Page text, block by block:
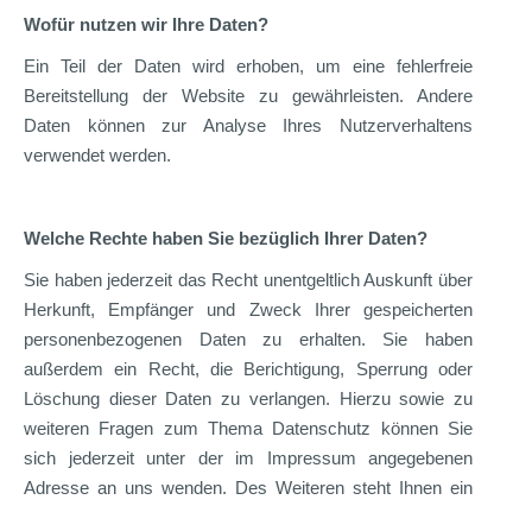
Wofür nutzen wir Ihre Daten?
Ein Teil der Daten wird erhoben, um eine fehlerfreie
Bereitstellung der Website zu gewährleisten. Andere
Daten können zur Analyse Ihres Nutzerverhaltens
verwendet werden.
Welche Rechte haben Sie bezüglich Ihrer Daten?
Sie haben jederzeit das Recht unentgeltlich Auskunft über
Herkunft, Empfänger und Zweck Ihrer gespeicherten
personenbezogenen Daten zu erhalten. Sie haben
außerdem ein Recht, die Berichtigung, Sperrung oder
Löschung dieser Daten zu verlangen. Hierzu sowie zu
weiteren Fragen zum Thema Datenschutz können Sie
sich jederzeit unter der im Impressum angegebenen
Adresse an uns wenden. Des Weiteren steht Ihnen ein